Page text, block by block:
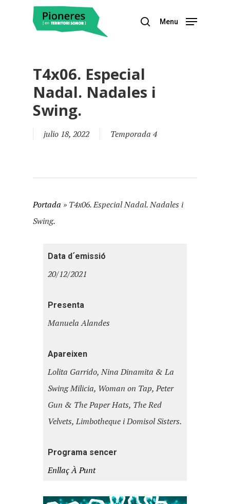
Menu
T4x06. Especial
Nadal. Nadales i
Swing.
julio 18, 2022 Temporada 4
Portada » T4x06. Especial Nadal. Nadales i
Swing.
Data d´emissió
20/12/2021
Presenta
Manuela Alandes
Apareixen
Lolita Garrido, Nina Dinamita & La
Swing Milicia, Woman on Tap, Peter
Gun & The Paper Hats, The Red
Velvets, Limbotheque i Domisol Sisters.
Programa sencer
Enllaç À Punt